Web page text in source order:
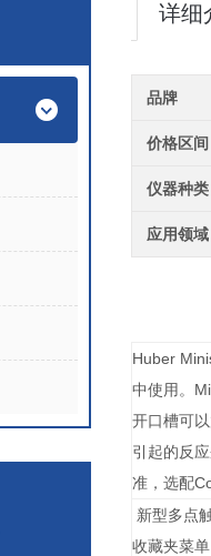
详细
品牌
价格区间
仪器种类
应用领域
Huber
中使用。
开口槽可
引起的反
准，选配
新型多点
收藏夹菜